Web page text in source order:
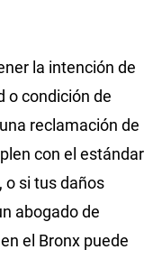
la intención de
o condición de
reclamación de
con el estándar
o si tus daños
abogado de
el Bronx puede